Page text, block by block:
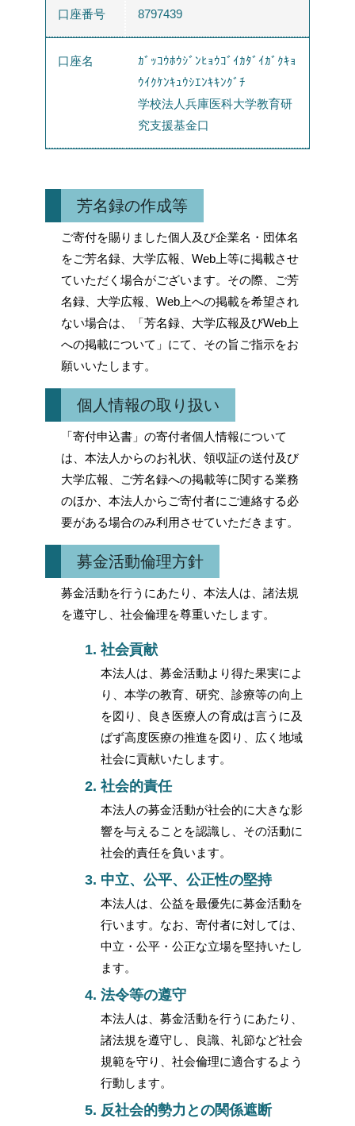
口座番号 8797439
口座名
ｶﾞｯｺｳﾎｳｼﾞﾝﾋｮｳｺﾞｲｶﾀﾞｲｶﾞｸｷｮ
ｳｲｸｹﾝｷｭｳｼｴﾝｷｷﾝｸﾞﾁ
学校法人兵庫医科大学教育研
究支援基金口
芳名録の作成等
ご寄付を賜りました個人及び企業名・団体名
をご芳名録、大学広報、Web上等に掲載させ
ていただく場合がございます。その際、ご芳
名録、大学広報、Web上への掲載を希望され
ない場合は、「芳名録、大学広報及びWeb上
への掲載について」にて、その旨ご指示をお
願いいたします。
個人情報の取り扱い
「寄付申込書」の寄付者個人情報について
は、本法人からのお礼状、領収証の送付及び
大学広報、ご芳名録への掲載等に関する業務
のほか、本法人からご寄付者にご連絡する必
要がある場合のみ利用させていただきます。
募金活動倫理方針
募金活動を行うにあたり、本法人は、諸法規
を遵守し、社会倫理を尊重いたします。
社会貢献
本法人は、募金活動より得た果実によ
り、本学の教育、研究、診療等の向上
を図り、良き医療人の育成は言うに及
ばず高度医療の推進を図り、広く地域
社会に貢献いたします。
社会的責任
本法人の募金活動が社会的に大きな影
響を与えることを認識し、その活動に
社会的責任を負います。
中立、公平、公正性の堅持
本法人は、公益を最優先に募金活動を
行います。なお、寄付者に対しては、
中立・公平・公正な立場を堅持いたし
ます。
法令等の遵守
本法人は、募金活動を行うにあたり、
諸法規を遵守し、良識、礼節など社会
規範を守り、社会倫理に適合するよう
行動します。
反社会的勢力との関係遮断